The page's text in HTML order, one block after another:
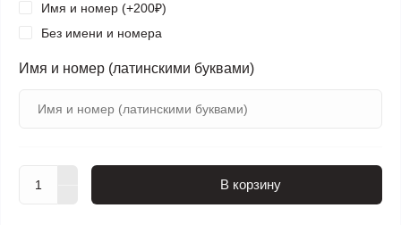
Имя и номер (+200₽)
Без имени и номера
Имя и номер (латинскими буквами)
В корзину